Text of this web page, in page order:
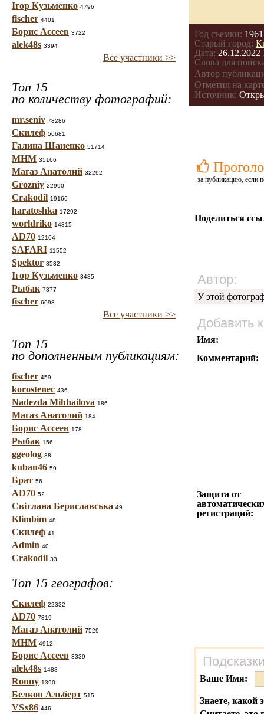
Ігор Кузьменко 4796
fischer 4401
Борис Ассеев 3722
alek48s 3394
Все участники >>
Топ 15
по количеству фотографий:
mr.seniv 78286
Скилеф 56681
Галина Шаненко 51714
МНМ 35166
Магаз Анатолий 32292
Grozniy 22990
Crakodil 19166
haratoshka 17292
worldriko 14815
AD70 12104
SAFARI 11552
Spektor 8532
Ігор Кузьменко 8485
Рыбак 7377
fischer 6098
Все участники >>
Топ 15
по дополненным публикациям:
fischer 459
korostenec 436
Nadezda Mihhailova 186
Магаз Анатолий 184
Борис Ассеев 178
Рыбак 156
ggeolog 88
kuban46 59
Брат 56
AD70 52
Світлана Бериславська 49
Klimbim 48
Скилеф 41
Admin 40
Crakodil 33
Топ 15 географов:
Скилеф 22332
AD70 7819
Магаз Анатолий 7529
МНМ 4912
Борис Ассеев 3339
alek48s 1488
Ronny 1390
Белков Альберт 515
VSx86 446
Год съемки:
Старый город:
Дата: 26.12.2022
Слова для
Автор
Отметил на
Источник:
за публикацию, если
Поделиться
Автор:
У этой
Добавить
Имя:
Комментарий:
Защита от
регистраций:
Ваше Имя:
Знаете, какой